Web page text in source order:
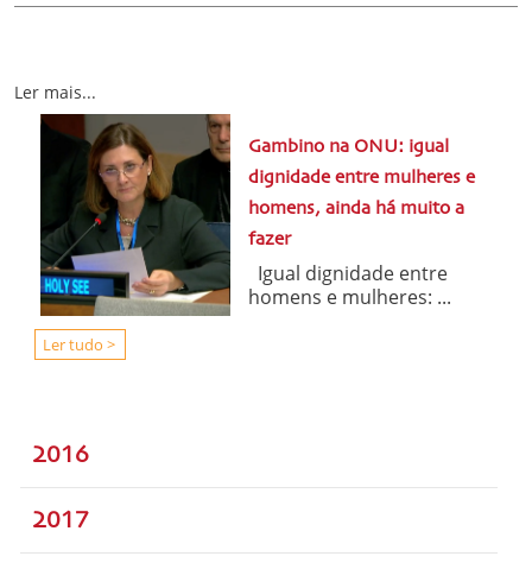
Ler mais...
Gambino na ONU: igual
dignidade entre mulheres e
homens, ainda há muito a
fazer
Igual dignidade entre
homens e mulheres: ...
Ler tudo >
2016
2017